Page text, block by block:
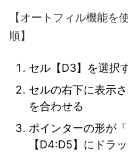
【オートフィル機能を
順】
セル【D3】を選択
セルの右下に表示
を合わせる
ポインターの形が
【D4:D5】にドラ